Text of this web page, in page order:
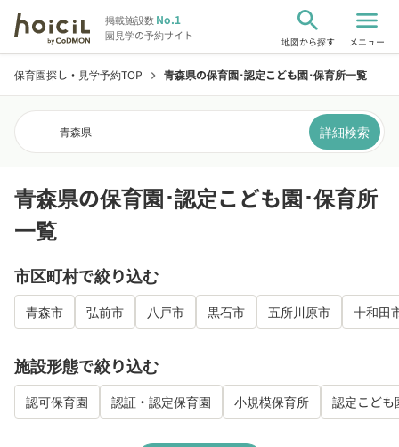
掲載施設数No.1
園見学の予約サイト
search
地図から探す
menu
メニュー
保育園探し・見学予約TOP chevron_right 青森県の保育園･認定こども園･保育所一覧
青森県 詳細検索
青森県の保育園･認定こども園･保育所
一覧
市区町村で絞り込む
青森市 弘前市 八戸市 黒石市 五所川原市 十和田
施設形態で絞り込む
認可保育園 認証・認定保育園 小規模保育所 認定こども